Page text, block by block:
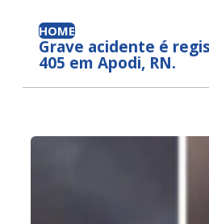
HOME
Grave acidente é
405 em Apodi, RN.